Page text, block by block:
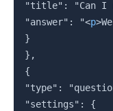
"title": "Can I
"answer": "<p>
}
},
{
"type":
"settings": {